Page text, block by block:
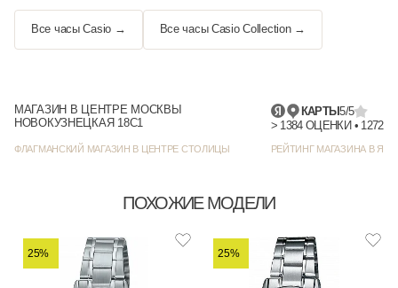
Все часы Casio → Все часы Casio Collection →
МАГАЗИН В ЦЕНТРЕ МОСКВЫ
НОВОКУЗНЕЦКАЯ 18С1
ФЛАГМАНСКИЙ МАГАЗИН В ЦЕНТРЕ СТОЛИЦЫ
КАРТЫ5/5
РЕЙТИНГ МАГАЗИНА В
ПОХОЖИЕ МОДЕЛИ
25% 25%